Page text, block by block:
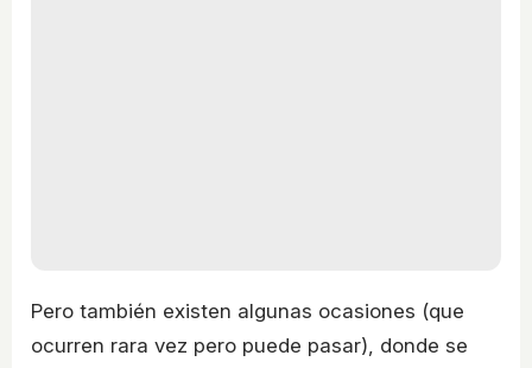
Pero también existen algunas ocasiones (que
ocurren rara vez pero puede pasar), donde se